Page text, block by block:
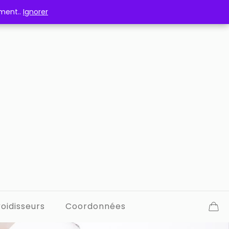
Coordonnées
Ignorer
Ignorer